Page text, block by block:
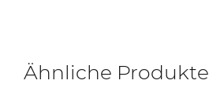
Ähnliche Produkte